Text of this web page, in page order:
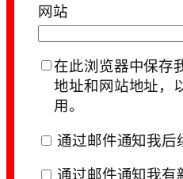
网站
在此浏览器中保存
地址和网站地址，
用。
通过邮件通知我后
通过邮件通知我有